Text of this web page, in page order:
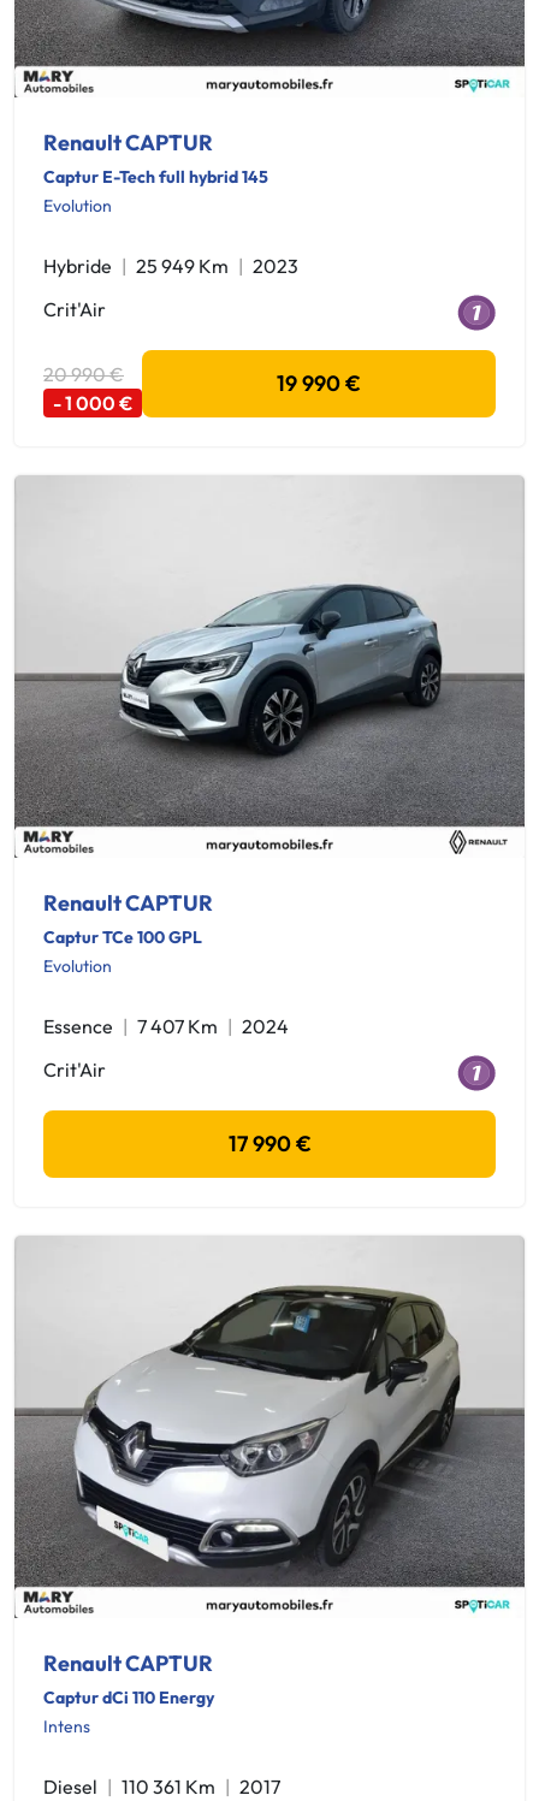
Renault CAPTUR
Captur E-Tech full hybrid 145
Evolution
Hybride 25 949 Km
2023
Crit'Air
20 990 €
- 1 000 €
19 990 €
Renault CAPTUR
Captur TCe 100 GPL
Evolution
Essence 7 407 Km
2024
Crit'Air
17 990 €
Renault CAPTUR
Captur dCi 110 Energy
Intens
Diesel 110 361 Km
2017